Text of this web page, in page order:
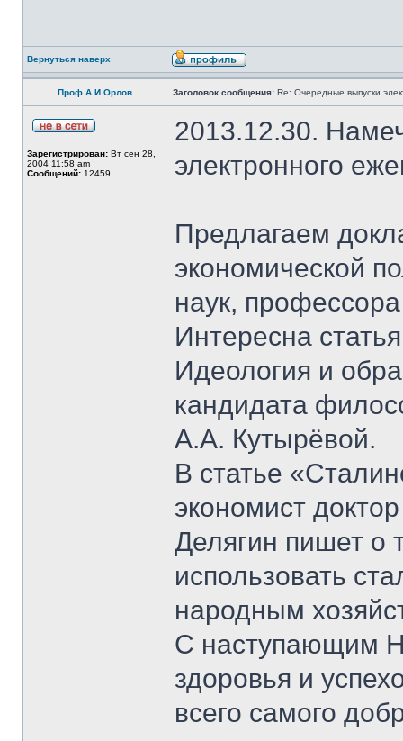
Вернуться наверх
Проф.А.И.Орлов Заголовок сообщения: Re: Очередные выпуски
Зарегистрирован: Вт сен 28,
2004 11:58 am
Сообщений: 12459
2013.12.30.
электронного
Предлагаем
экономической
наук,
Интересна
Идеология и
кандидата
А.А. Кутырёвой.
В статье
экономист
Делягин пишет о
использовать
народным
С наступающим
здоровья и
всего самого